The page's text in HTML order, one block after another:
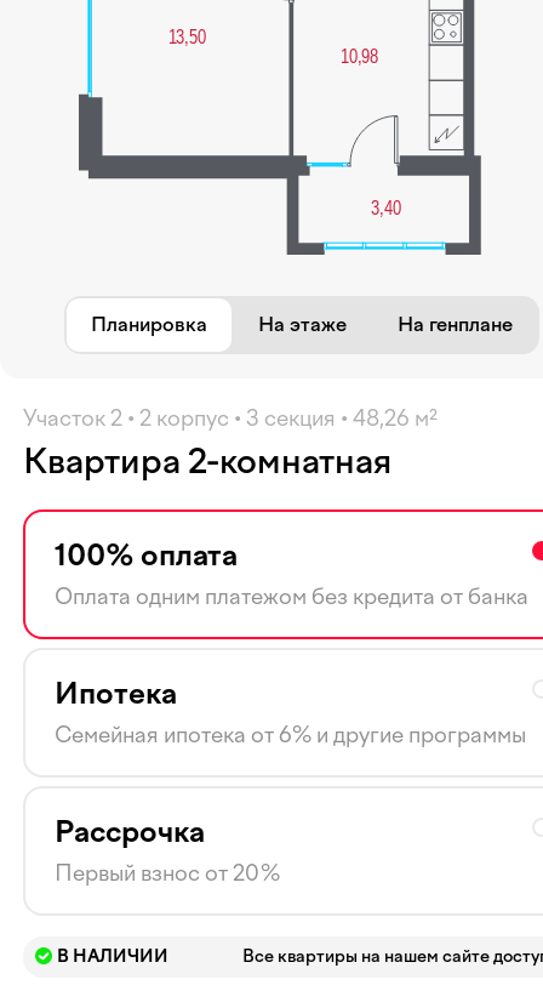
Планировка На этаже На генплане
Участок 2 • 2 корпус • 3 секция • 48,26 м²
Квартира 2-комнатная
100% оплата
Оплата одним платежом без кредита от банка
Ипотека
Семейная ипотека от 6% и другие программы
Рассрочка
Первый взнос от 20%
В НАЛИЧИИ Все квартиры на нашем сайте